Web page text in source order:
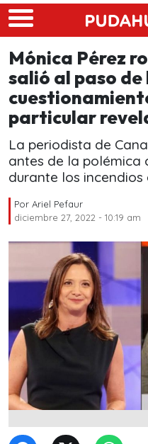
Skip to main content
Mónica Pérez
salió al paso de
particular
La periodista de
antes de la polémica
durante los incendios
Por Ariel Pefaur
diciembre 27, 2022 - 10:19 am